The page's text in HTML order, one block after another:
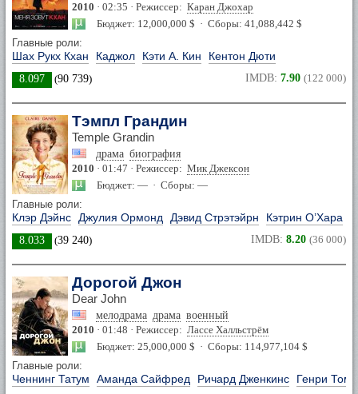
2010 · 02:35 · Режиссер: Каран Джохар
Бюджет: 12,000,000 $ · Сборы: 41,088,442 $
Главные роли:
Шах Рукх Кхан Каджол Кэти А. Кин Кентон Дюти
8.097 (90 739) IMDB: 7.90 (122 000)
Тэмпл Грандин
Temple Grandin
драма биография
2010 · 01:47 · Режиссер: Мик Джексон
Бюджет: — · Сборы: —
Главные роли:
Клэр Дэйнс Джулия Ормонд Дэвид Стрэтэйрн Кэтрин О’Хара
8.033 (39 240) IMDB: 8.20 (36 000)
Дорогой Джон
Dear John
мелодрама драма военный
2010 · 01:48 · Режиссер: Лассе Халльстрём
Бюджет: 25,000,000 $ · Сборы: 114,977,104 $
Главные роли:
Ченнинг Татум Аманда Сайфред Ричард Дженкинс Генри